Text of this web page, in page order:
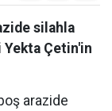
silahla
Yekta Çetin'in
arazide